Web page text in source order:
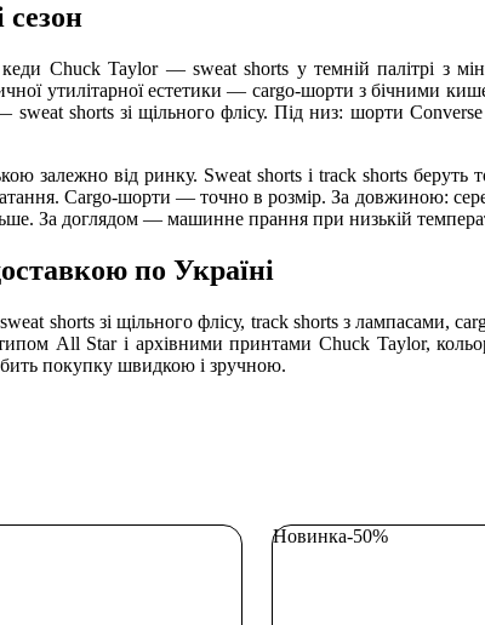
сезон
Chuck Taylor — sweat shorts у темній палітрі з
утилітарної естетики — cargo-шорти з бічними
shorts зі щільного флісу. Під низ: шорти
залежно від ринку. Sweat shorts і track shorts беруть
Cargo-шорти — точно в розмір. За довжиною:
За доглядом — машинне прання при низькій
по Україні
shorts зі щільного флісу, track shorts з лампасами,
All Star і архівними принтами Chuck Taylor,
покупку швидкою і зручною.
Новинка-50%